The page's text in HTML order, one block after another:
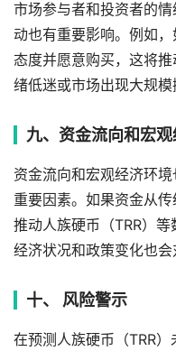
市场参与者和投资者的
动也有重要影响。例如
态度并愿意购买，这将
绪低迷或市场出现大规模
九、资金流向和宏
资金流向和宏观经济环
重要因素。如果资金从
推动人族硬币（TRR）
经济状况和政策变化也会
十、 风险警示
在预测人族硬币（TRR